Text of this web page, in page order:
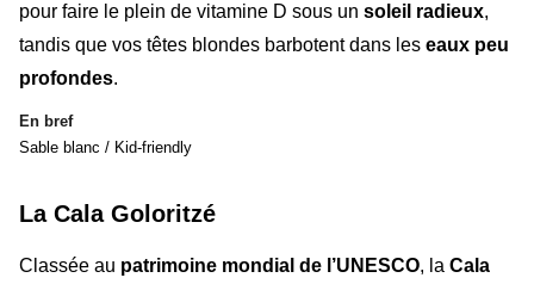
pour faire le plein de vitamine D sous un soleil radieux,
tandis que vos têtes blondes barbotent dans les eaux peu
profondes.
En bref
Sable blanc / Kid-friendly
La Cala Goloritzé
Classée au patrimoine mondial de l’UNESCO, la Cala